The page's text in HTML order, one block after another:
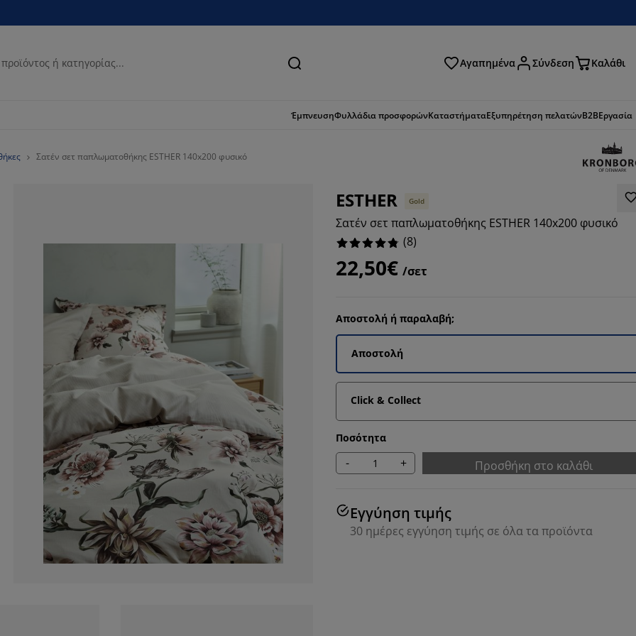
Αναζήτηση Αγαπημένα Σύνδεση Καλάθι
ΈμπνευσηΦυλλάδια προσφορώνΚαταστήματαΕξυπηρέτηση πελατώνB2BΕργασία
Σατέν σετ παπλωματοθήκης ESTHER 140x200 φυσικό
ESTHER Gold
Σατέν σετ παπλωματοθήκης ESTHER 140x200 φυσικό
(8)
22,50€ /σετ
Αποστολή ή παραλαβή;
Αποστολή
Click & Collect
Ποσότητα
- + Προσθήκη στο καλάθι
Εγγύηση τιμής
30 ημέρες εγγύηση τιμής σε όλα τα προϊόντα